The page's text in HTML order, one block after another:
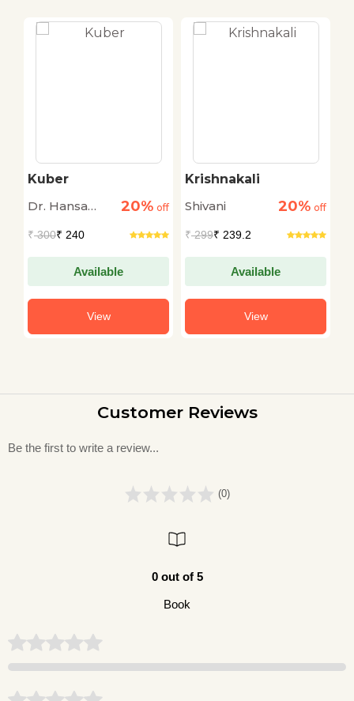
Kuber
Dr. Hansa
20% off
₹300₹ 240
Available
View
Krishnakali
Shivani
20% off
₹299₹ 239.2
Available
View
Customer Reviews
Be the first to write a review...
(0)
0 out of 5
Book